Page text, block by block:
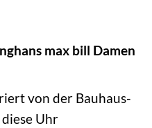
max bill Damen
von der Bauhaus-
Uhr